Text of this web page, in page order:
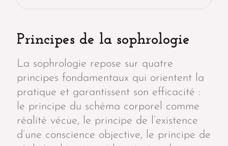
Principes de la sophrologie
La sophrologie repose sur quatre
principes fondamentaux qui orientent la
pratique et garantissent son efficacité :
le principe du schéma corporel comme
réalité vécue, le principe de l’existence
d’une conscience objective, le principe de